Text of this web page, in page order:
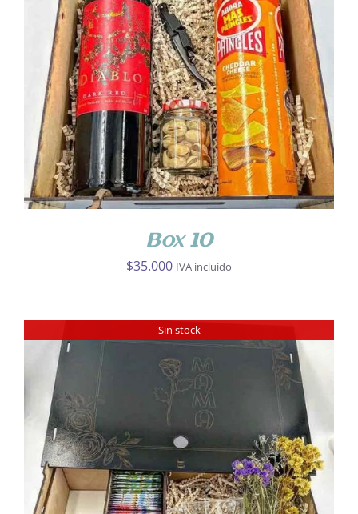
DETALLES
Box 10
$35.000 IVA incluído
Sin stock
DETALLES